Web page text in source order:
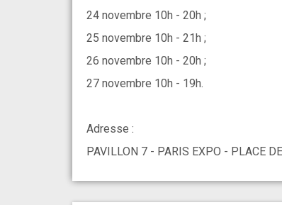
24 novembre 10h - 20h ;
25 novembre 10h - 21h ;
26 novembre 10h - 20h ;
27 novembre 10h - 19h.
Adresse :
PAVILLON 7 - PARIS EXPO - PLACE